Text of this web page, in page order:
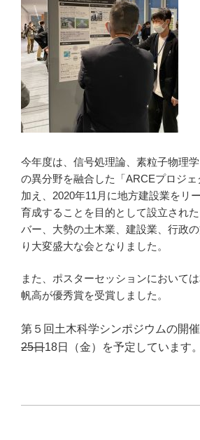
今年度は、信号処理論、素粒子物理
の異分野を融合した「ARCEプロジ
加え、2020年11月に地方建設業をリ
育成することを目的として設立され
バー、大勢の土木業、建設業、行政
り大変盛大な会となりました。
また、ポスターセッションにおいて
帆高が優秀賞を受賞しました。
第５回土木科学シンポジウムの開
25日18日（金）を予定しています。